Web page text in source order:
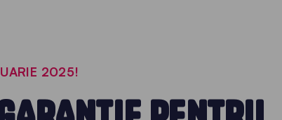
2025!